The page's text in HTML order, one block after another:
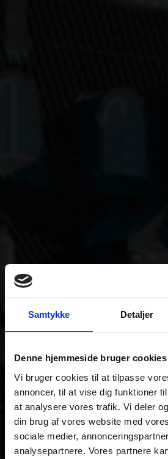
Samtykke Detaljer
Denne hjemmeside bruger cookies
Vi bruger cookies til at tilpasse
annoncer, til at vise dig funktioner
at analysere vores trafik. Vi deler
din brug af vores website med
sociale medier,
analysepartnere. Vores partnere